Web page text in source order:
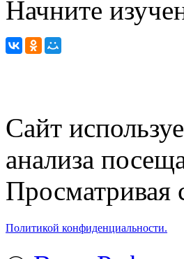
Начните
Сайт
анализа
Просматривая
Политикой конфиденциальности.